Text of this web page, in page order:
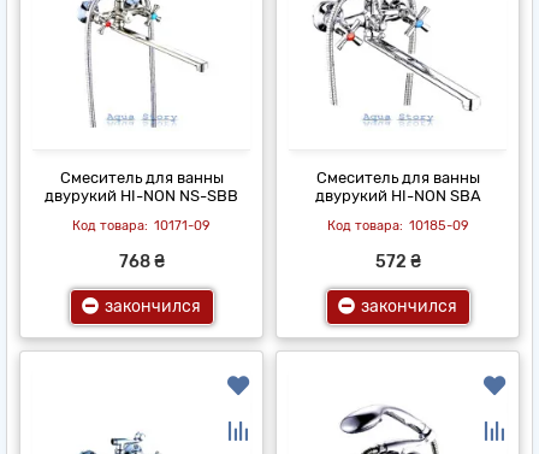
Смеситель для ванны
двурукий HI-NON NS-SBB
10171-09
768 ₴
закончился
Смеситель для ванны
двурукий HI-NON SBA
10185-09
572 ₴
закончился